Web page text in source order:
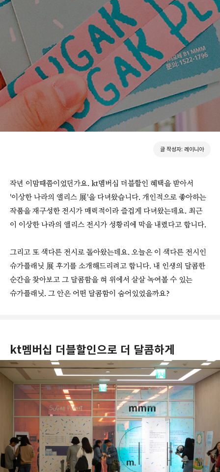
글 작성자: 레이니아
작년 이맘때쯤이었던가요. kt멤버십 더블할인 혜택을 받아서
'이상한 나라의 앨리스 展'을 다녀왔습니다. 개인적으로 좋아하는
작품을 재구성한 전시가 매력적이라 즐겁게 다녀왔는데요. 최근
이 이상한 나라의 앨리스 전시가 성황리에 막을 내렸다고 합니다.
그리고 또 색다른 전시로 돌아왔는데요. 오늘은 이 색다른 전시인
슈가플래닛 展 후기를 소개해드리려고 합니다. 내 인생의 달콤한
순간을 찾아보고 그 달콤함을 혀 위에서 살살 녹여볼 수 있는
슈가플래닛. 그 안은 어떤 달콤함이 숨어있었을까요?
kt멤버십 더블할인으로 더 달콤하게